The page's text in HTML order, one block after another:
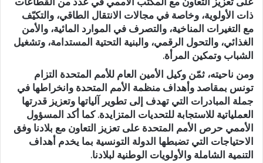
ذات الأولوية، وخاصة في مجالات الانتقال الطاقي، والتكيّف
مع التغيرات المناخية، والتصرف في الموارد المائية، والأمن
الغذائي، والتحول الرقمي، والبنية التحتية المستدامة، وتشغيل
الشباب وتمكين المرأة.
ومن ناحيته، ثمّن وكيل الأمين العام للأمم المتحدة التزام
تونس بمقاصد وأهداف منظمة الأمم المتحدة وانخراطها في
جملة المبادرات التي تهدف إلى تطوير آلياتها وتعزيز قدرتها
العملياتية للاستجابة للتحديات المتزايدة. كما أكد المسؤول
الأممي حرص الأمم المتحدة على تعزيز التعاون مع بلادنا وفق
الاحتياجات التي تضبطها الدولة التونسية بما يخدم أهداف
التنمية الشاملة والأولويات الوطنية لبلادنا.